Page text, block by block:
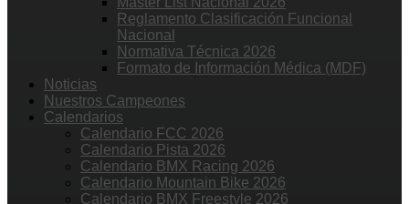
Reglamento Clasificación Funcional
Nacional
Normativa Técnica 2026
Formato de Información Médica (MDF)
Noticias
Nuestros Campeones
Calendarios
Calendario FCC 2026
Calendario Pista 2026
Calendario BMX Racing 2026
Calendario Mountain Bike 2026
Calendario BMX Freestyle 2026